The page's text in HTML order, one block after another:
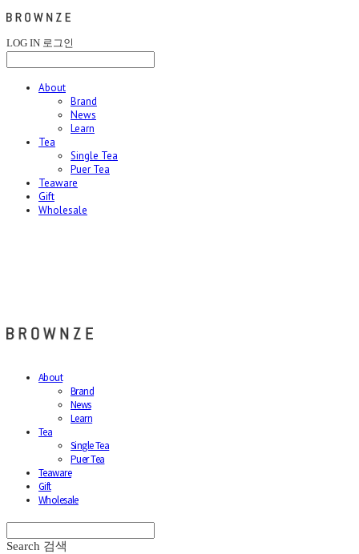
LOG IN 로그인
About
Brand
News
Learn
Tea
Single Tea
Puer Tea
Teaware
Gift
Wholesale
About
Brand
News
Learn
Tea
Single Tea
Puer Tea
Teaware
Gift
Wholesale
Search 검색